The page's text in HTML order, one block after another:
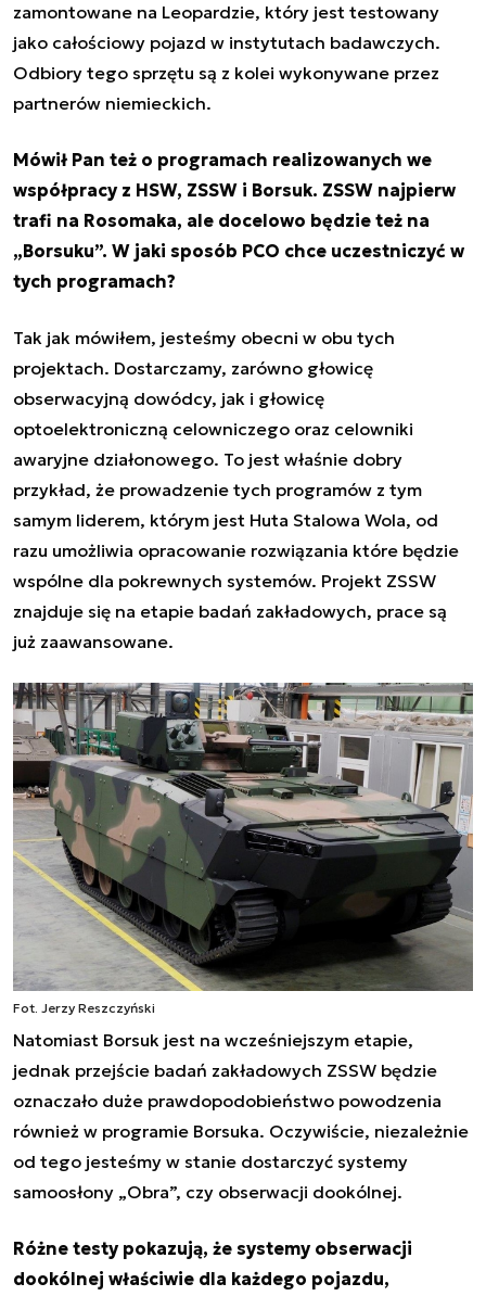
zamontowane na Leopardzie, który jest testowany
jako całościowy pojazd w instytutach badawczych.
Odbiory tego sprzętu są z kolei wykonywane przez
partnerów niemieckich.
Mówił Pan też o programach realizowanych we
współpracy z HSW, ZSSW i Borsuk. ZSSW najpierw
trafi na Rosomaka, ale docelowo będzie też na
„Borsuku”. W jaki sposób PCO chce uczestniczyć w
tych programach?
Tak jak mówiłem, jesteśmy obecni w obu tych
projektach. Dostarczamy, zarówno głowicę
obserwacyjną dowódcy, jak i głowicę
optoelektroniczną celowniczego oraz celowniki
awaryjne działonowego. To jest właśnie dobry
przykład, że prowadzenie tych programów z tym
samym liderem, którym jest Huta Stalowa Wola, od
razu umożliwia opracowanie rozwiązania które będzie
wspólne dla pokrewnych systemów. Projekt ZSSW
znajduje się na etapie badań zakładowych, prace są
już zaawansowane.
Fot. Jerzy Reszczyński
Natomiast Borsuk jest na wcześniejszym etapie,
jednak przejście badań zakładowych ZSSW będzie
oznaczało duże prawdopodobieństwo powodzenia
również w programie Borsuka. Oczywiście, niezależnie
od tego jesteśmy w stanie dostarczyć systemy
samoosłony „Obra”, czy obserwacji dookólnej.
Różne testy pokazują, że systemy obserwacji
dookólnej właściwie dla każdego pojazdu,